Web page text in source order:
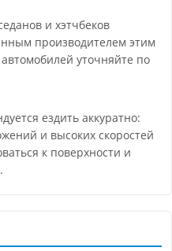
и хэтчбеков
производителем этим
уточняйте по
ездить аккуратно:
и высоких скоростей
к поверхности и